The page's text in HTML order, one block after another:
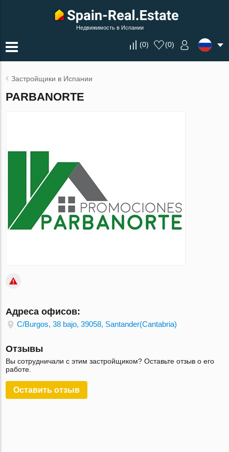
Недвижимость в Испании
(0) (0)
Застройщики в Испании
PARBANORTE
Адреса офисов:
C/Burgos, 38 bajo, 39058, Santander(Cantabria)
Отзывы
Вы сотрудничали с этим застройщиком? Оставьте отзыв о его
работе.
Оставить отзыв